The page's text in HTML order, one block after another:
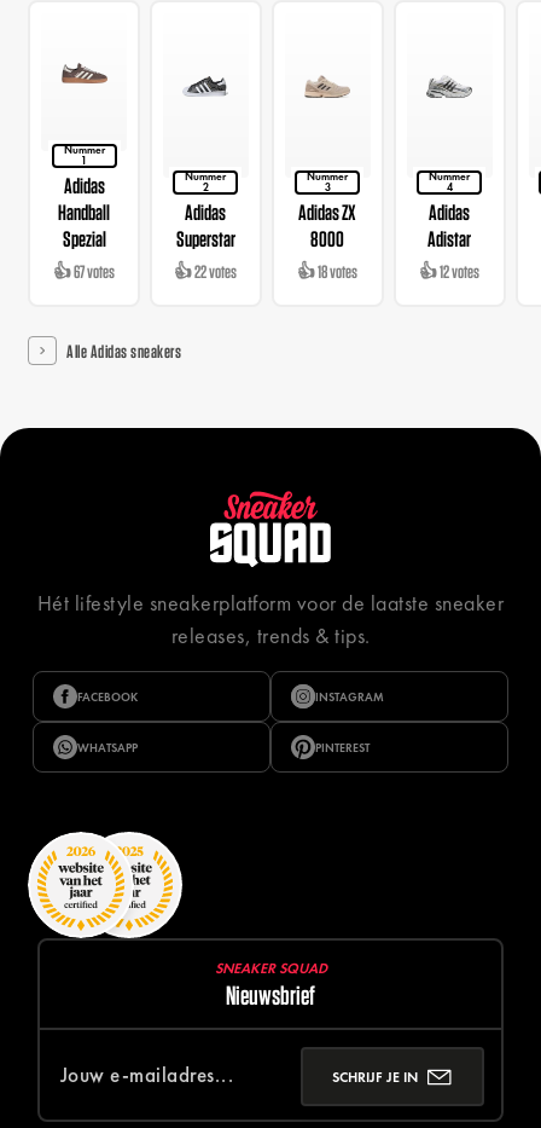
Nummer
1
Adidas
Handball
Spezial
👍 67 votes
Nummer
2
Adidas
Superstar
👍 22 votes
Nummer
3
Adidas ZX
8000
👍 18 votes
Nummer
4
Adidas
Adistar
👍 12 votes
Alle Adidas sneakers
Hét lifestyle sneakerplatform voor de laatste sneaker
releases, trends & tips.
FACEBOOK INSTAGRAM
WHATSAPP PINTEREST
SNEAKER SQUAD
Nieuwsbrief
SCHRIJF JE IN